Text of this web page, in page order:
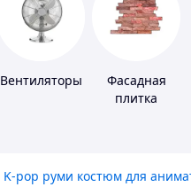
Вентиляторы
Фасадная
плитка
K-pop руми костюм для